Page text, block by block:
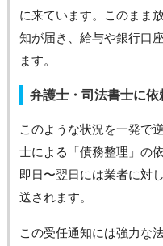
に来ています。このまま
知が届き、給与や銀行口
ます。
弁護士・司法書士に
このような状況を一発で
士による「債務整理」の
即日〜翌日には業者に対
送されます。
この受任通知には強力な